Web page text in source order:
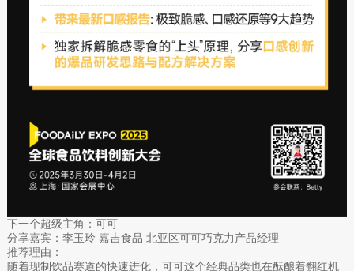
下一个超级主角：可可
分享嘉宾：李玉玲 嘉吉食品 北亚区可可巧克力产品经理
推荐理由：
随着现制饮品赛道的快速进化，可可这个经典品类也在酝酿着翻红机